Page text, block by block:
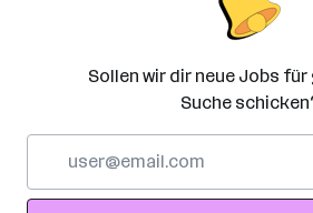
Sollen wir dir neue Jobs
Suche
Adresse